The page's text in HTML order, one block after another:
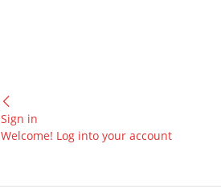
Sign in
Welcome! Log into your account